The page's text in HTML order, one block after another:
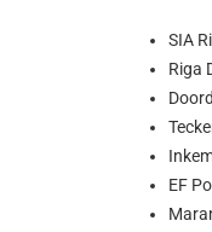
SIA
Riga
EF